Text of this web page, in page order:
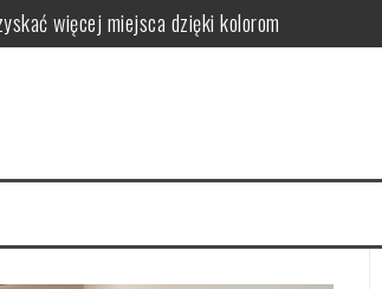
monotonii i optycznie powiększyć przestrzeń
wnętrza
monotoni i chaosu
więcej miejsca dzięki kolorom